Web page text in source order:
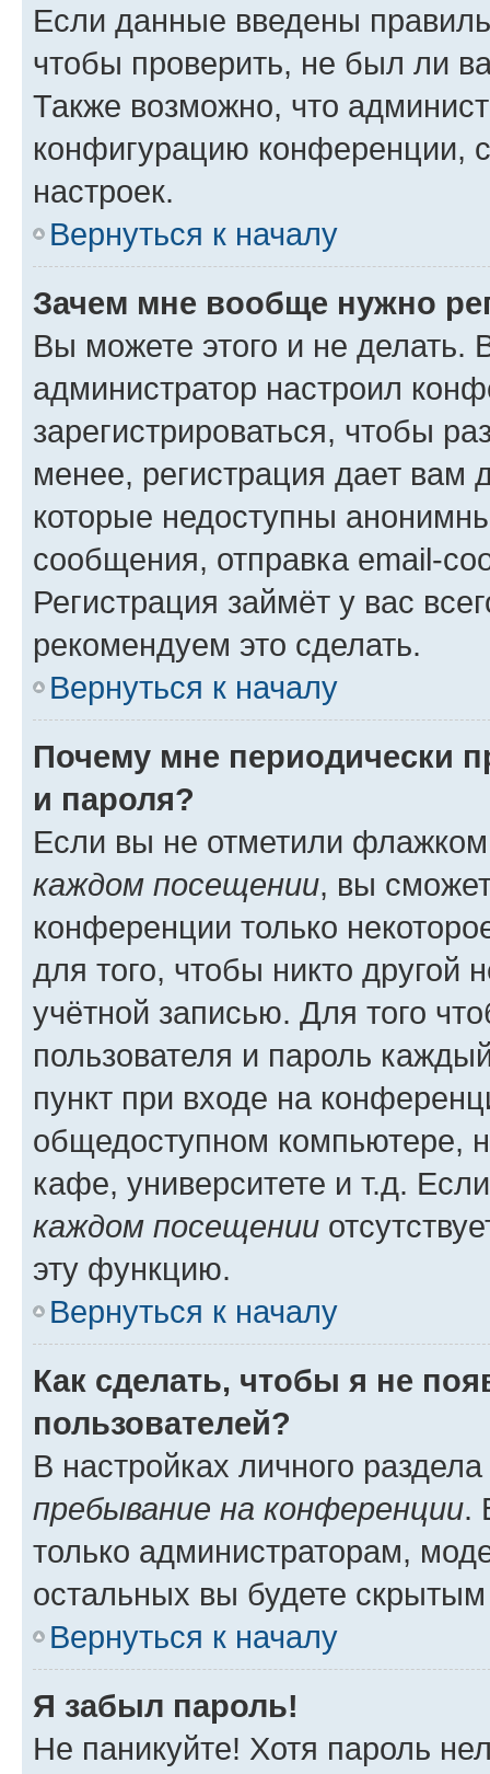
Если данные введены
чтобы проверить, не был ли
Также возможно, что
конфигурацию конференции,
настроек.
Вернуться к началу
Зачем мне вообще нужно
Вы можете этого и не делать.
администратор настроил
зарегистрироваться, чтобы
менее, регистрация дает вам
которые недоступны
сообщения, отправка email-
Регистрация займёт у вас
рекомендуем это сделать.
Вернуться к началу
Почему мне периодически
и пароля?
Если вы не отметили
каждом посещении, вы
конференции только
для того, чтобы никто другой
учётной записью. Для того
пользователя и пароль
пункт при входе на
общедоступном компьютере,
кафе, университете и т.д.
каждом посещении
эту функцию.
Вернуться к началу
Как сделать, чтобы я не
пользователей?
В настройках личного
пребывание на конференции.
только администраторам,
остальных вы будете
Вернуться к началу
Я забыл пароль!
Не паникуйте! Хотя пароль